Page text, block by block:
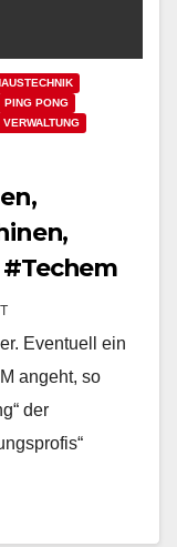
PING PONG
VERWALTUNG
Eventuell ein
angeht, so
der